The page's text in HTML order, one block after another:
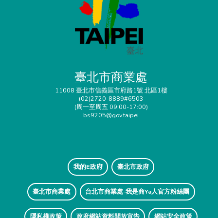
臺北市商業處
11008 臺北市信義區市府路1號 北區1樓
(02)2720-8889#6503
(周一至周五 09:00-17:00)
bs9205@gov.taipei
我的E政府 臺北市政府
臺北市商業處 台北市商業處-我是商Ya人官方粉絲團